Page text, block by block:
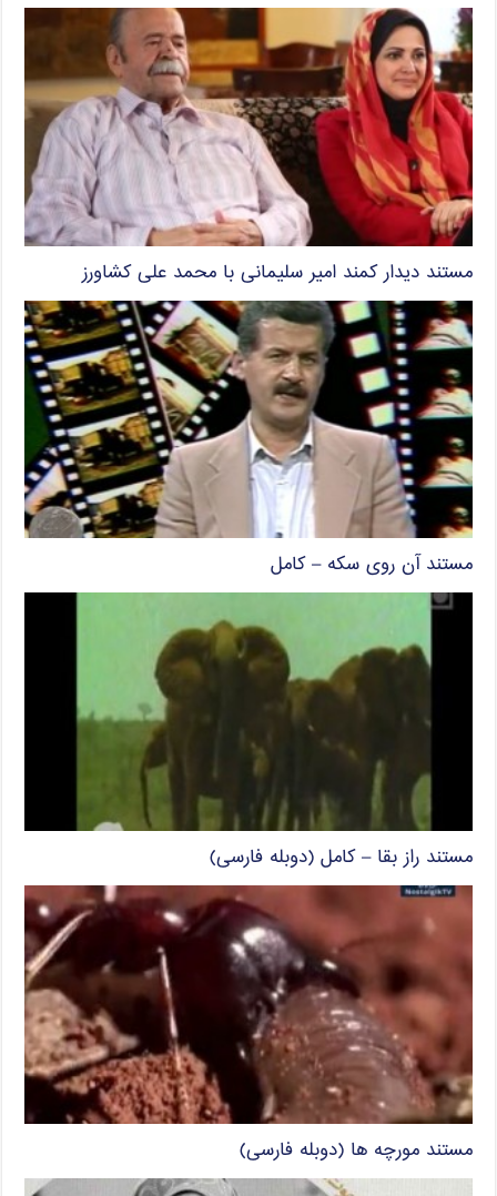
مستند دیدار کمند امیر سلیمانی با محمد علی کشاورز
مستند آن روی سکه – کامل
مستند راز بقا – کامل (دوبله فارسی)
مستند مورچه ها (دوبله فارسی)